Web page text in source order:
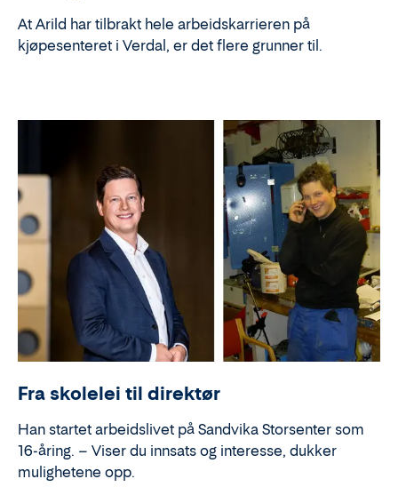
At Arild har tilbrakt hele arbeidskarrieren på
kjøpesenteret i Verdal, er det flere grunner til.
Fra skolelei til direktør
Han startet arbeidslivet på Sandvika Storsenter som
16-åring. – Viser du innsats og interesse, dukker
mulighetene opp.